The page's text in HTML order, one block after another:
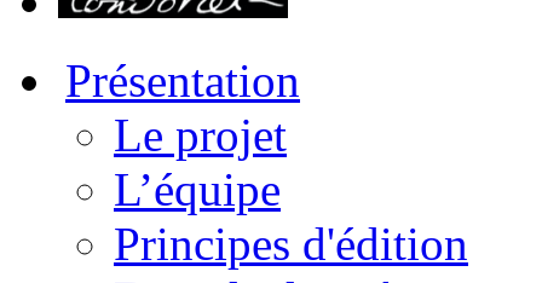
Présentation
Le projet
L’équipe
Principes d'édition